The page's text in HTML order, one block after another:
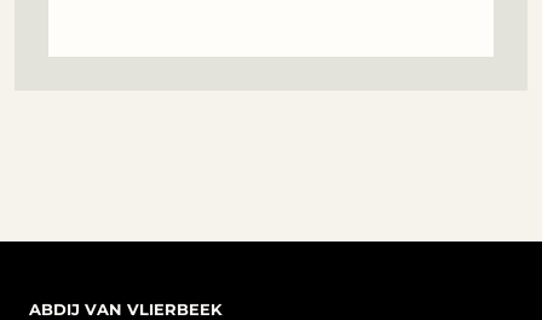
ABDIJ VAN VLIERBEEK